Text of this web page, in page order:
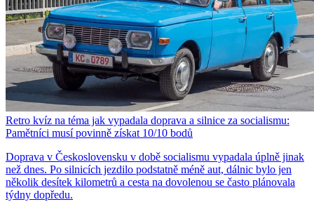
Retro kvíz na téma jak vypadala doprava a silnice za socialismu:
Pamětníci musí povinně získat 10/10 bodů
Doprava v Československu v době socialismu vypadala úplně jinak
než dnes. Po silnicích jezdilo podstatně méně aut, dálnic bylo jen
několik desítek kilometrů a cesta na dovolenou se často plánovala
týdny dopředu.